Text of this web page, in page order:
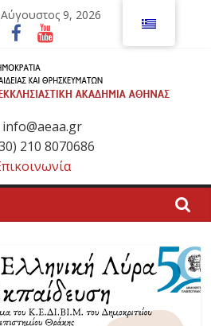
9, 2026
info@aeaa.gr
210 8070686